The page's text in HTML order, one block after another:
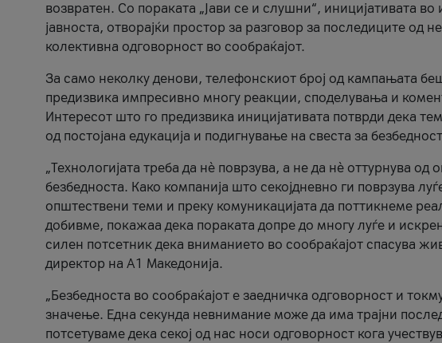
возвратен. Со пораката „Јави се и слушни“, иницијативата
јавноста, отворајќи простор за разговор за последиците од
колективна одговорност во сообраќајот.
За само неколку денови, телефонскиот број од кампањата
предизвика импресивно многу реакции, споделувања и
Интересот што го предизвика иницијативата потврди дека
од постојана едукација и подигнување на свеста за
„Технологијата треба да нè поврзува, а не да нè оттурнува
безбедноста. Како компанија што секојдневно ги поврзува
општествени теми и преку комуникацијата да поттикнеме
добивме, покажаа дека пораката допре до многу луѓе и
силен потсетник дека вниманието во сообраќајот спасува
директор на А1 Македонија.
„Безбедноста во сообраќајот е заедничка одговорност и
значење. Една секунда невнимание може да има трајни
потсетуваме дека секој од нас носи одговорност кога